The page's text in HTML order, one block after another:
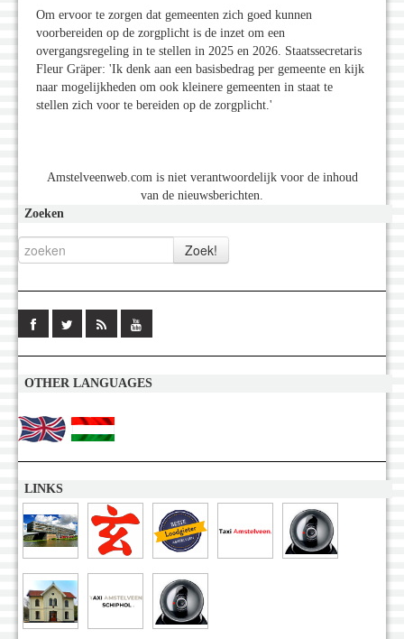
Om ervoor te zorgen dat gemeenten zich goed kunnen
voorbereiden op de zorgplicht is de inzet om een
overgangsregeling in te stellen in 2025 en 2026. Staatssecretaris
Fleur Gräper: 'Ik denk aan een basisbedrag per gemeente en kijk
naar mogelijkheden om ook kleinere gemeenten in staat te
stellen zich voor te bereiden op de zorgplicht.'
Amstelveenweb.com is niet verantwoordelijk voor de inhoud
van de nieuwsberichten.
Zoeken
OTHER LANGUAGES
LINKS